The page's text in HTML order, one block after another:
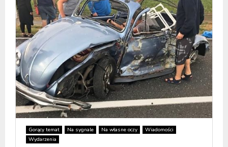
Gorący temat Na sygnale Na własne oczy
Wiadomości
Wydarzenia